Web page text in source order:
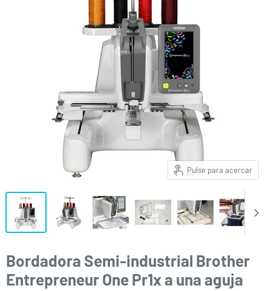
Pulse para acercar
Bordadora Semi-industrial Brother
Entrepreneur One Pr1x a una aguja